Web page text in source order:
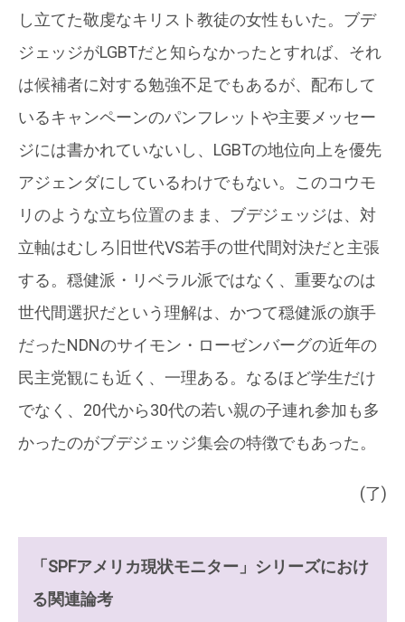
し立てた敬虔なキリスト教徒の女性もいた。ブデ
ジェッジがLGBTだと知らなかったとすれば、それ
は候補者に対する勉強不足でもあるが、配布して
いるキャンペーンのパンフレットや主要メッセー
ジには書かれていないし、LGBTの地位向上を優先
アジェンダにしているわけでもない。このコウモ
リのような立ち位置のまま、ブデジェッジは、対
立軸はむしろ旧世代VS若手の世代間対決だと主張
する。穏健派・リベラル派ではなく、重要なのは
世代間選択だという理解は、かつて穏健派の旗手
だったNDNのサイモン・ローゼンバーグの近年の
民主党観にも近く、一理ある。なるほど学生だけ
でなく、20代から30代の若い親の子連れ参加も多
かったのがブデジェッジ集会の特徴でもあった。
(了)
「SPFアメリカ現状モニター」シリーズにおけ
る関連論考